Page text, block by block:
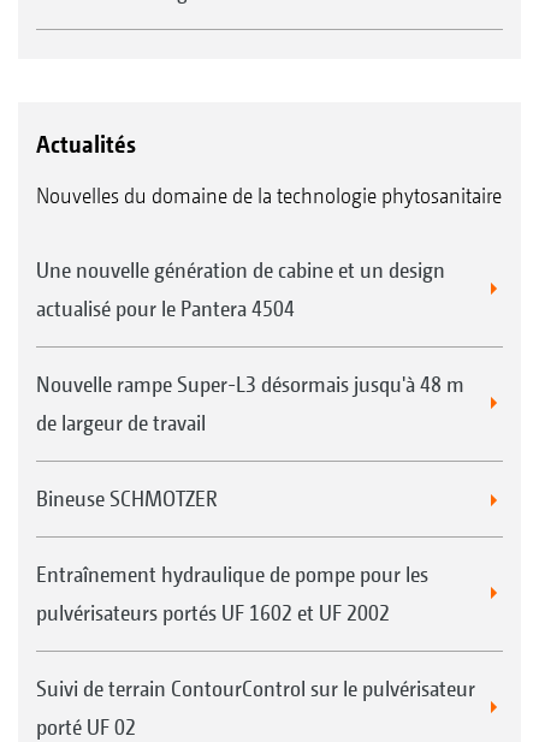
Actualités
Nouvelles du domaine de la technologie phytosanitaire
Une nouvelle génération de cabine et un design
actualisé pour le Pantera 4504
Nouvelle rampe Super-L3 désormais jusqu'à 48 m
de largeur de travail
Bineuse SCHMOTZER
Entraînement hydraulique de pompe pour les
pulvérisateurs portés UF 1602 et UF 2002
Suivi de terrain ContourControl sur le pulvérisateur
porté UF 02